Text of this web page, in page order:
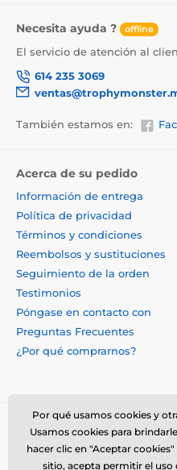
Necesita ayuda ? offline
El servicio de atención al
614 235 3069
También estamos en:
Acerca de su pedido
Información de entrega
Política de privacidad
Términos y condiciones
Reembolsos y sustituciones
Seguimiento de la orden
Testimonios
Póngase en contacto con
Preguntas Frecuentes
¿Por qué comprarnos?
Por qué usamos cookies y
Usamos cookies para
hacer clic en "Aceptar
sitio, acepta permitir el uso